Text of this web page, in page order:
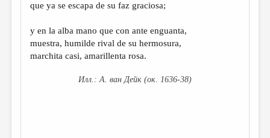
que ya se escapa de su faz graciosa;
y en la alba mano que con ante enguanta,
muestra, humilde rival de su hermosura,
marchita casi, amarillenta rosa.
А. ван Дейк (ок. 1636-38)